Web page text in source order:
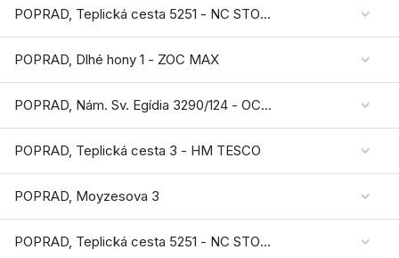
POPRAD, Teplická cesta 5251 - NC STORELAND
POPRAD, Dlhé hony 1 - ZOC MAX
POPRAD, Nám. Sv. Egídia 3290/124 - OC FORUM
POPRAD, Teplická cesta 3 - HM TESCO
POPRAD, Moyzesova 3
POPRAD, Teplická cesta 5251 - NC STORELAND